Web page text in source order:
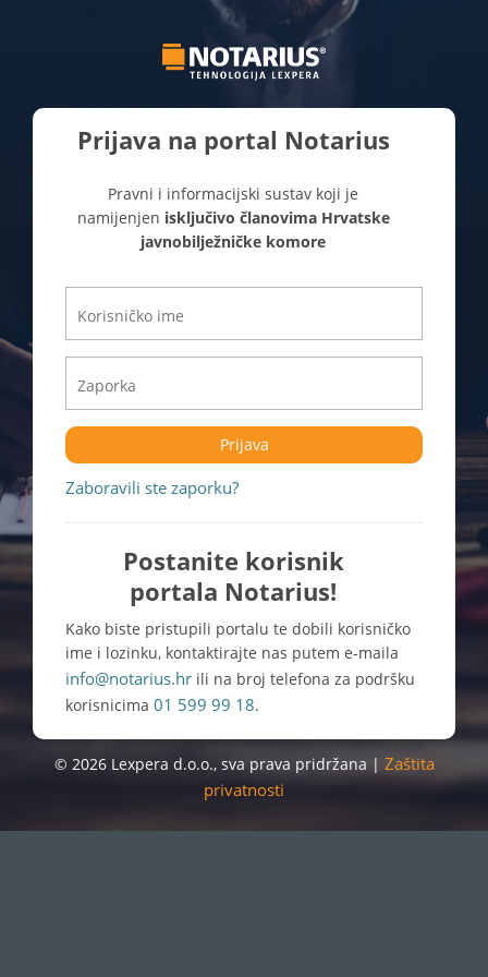
Prijava na portal Notarius
Pravni i informacijski sustav koji je
namijenjen isključivo članovima Hrvatske
javnobilježničke komore
Prijava
Zaboravili ste zaporku?
Postanite korisnik
portala Notarius!
Kako biste pristupili portalu te dobili korisničko
ime i lozinku, kontaktirajte nas putem e-maila
info@notarius.hr ili na broj telefona za podršku
korisnicima 01 599 99 18.
© 2026 Lexpera d.o.o., sva prava pridržana | Zaštita
privatnosti